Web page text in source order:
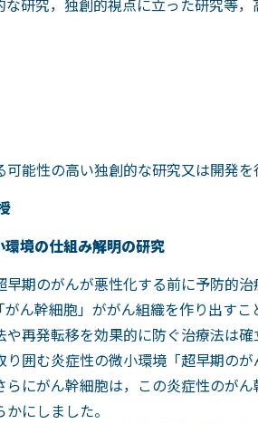
研究，独創的視点に立った研究等
能性の高い独創的な研究又は開発
境の仕組み解明の研究
期のがんが悪性化する前に予防的
ん幹細胞」ががん組織を作り出す
再発転移を効果的に防ぐ治療法は確
囲む炎症性の微小環境「超早期の
にがん幹細胞は，この炎症性のが
にしました。